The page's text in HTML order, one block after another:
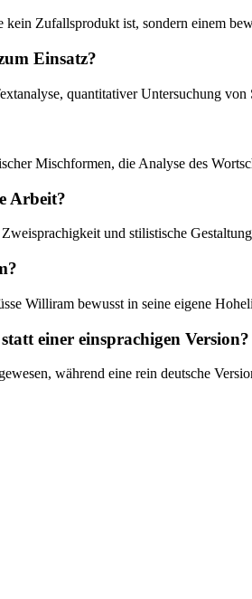
Zufallsprodukt ist, sondern einem
Einsatz?
quantitativer Untersuchung
Mischformen, die Analyse des
Arbeit?
und stilistische
Williram bewusst in seine eigene
einer einsprachigen Version?
während eine rein deutsche